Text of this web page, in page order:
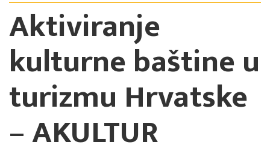
Aktiviranje
kulturne baštine u
turizmu Hrvatske
– AKULTUR